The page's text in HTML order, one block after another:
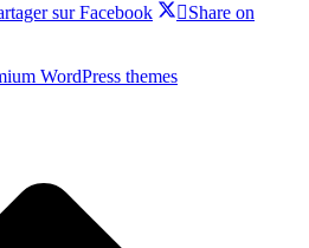
sur Facebook
Share on
WordPress themes